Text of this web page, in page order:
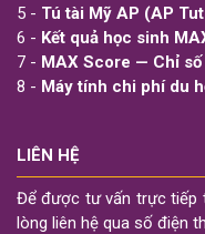
5 - Tú tài Mỹ AP (AP
6 - Kết quả học sinh
7 - MAX Score — Chỉ
8 - Máy tính chi phí du
LIÊN HỆ
Để được tư vấn trực tiếp
lòng liên hệ qua số điện